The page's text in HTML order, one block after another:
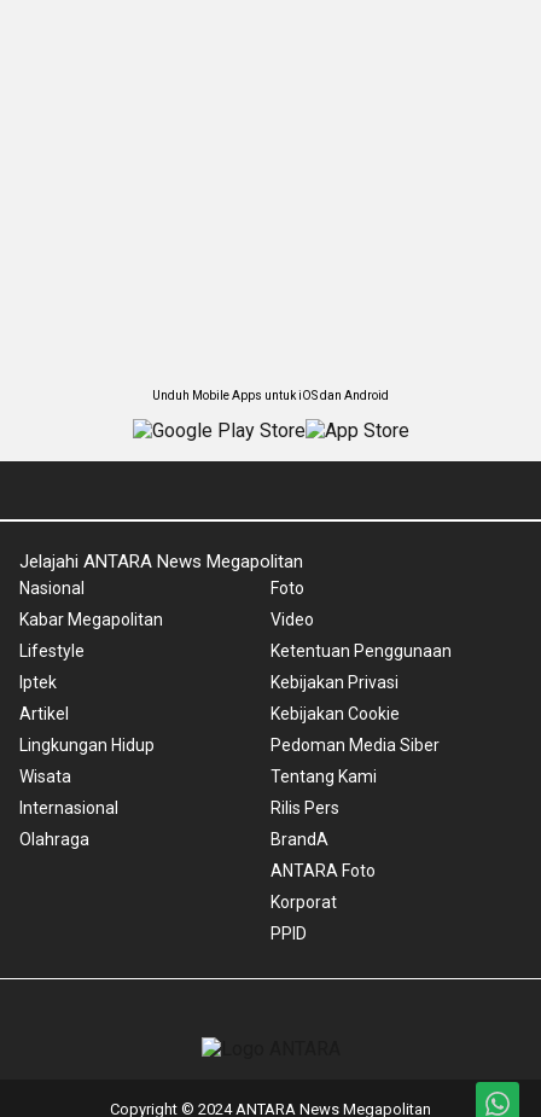
Unduh Mobile Apps untuk iOS dan Android
Jelajahi ANTARA News Megapolitan
Nasional
Kabar Megapolitan
Lifestyle
Iptek
Artikel
Lingkungan Hidup
Wisata
Internasional
Olahraga
Foto
Video
Ketentuan Penggunaan
Kebijakan Privasi
Kebijakan Cookie
Pedoman Media Siber
Tentang Kami
Rilis Pers
BrandA
ANTARA Foto
Korporat
PPID
Copyright © 2024 ANTARA News Megapolitan